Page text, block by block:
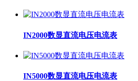
IN2000数显直流电压电流表
IN5000数显直流电压电流表